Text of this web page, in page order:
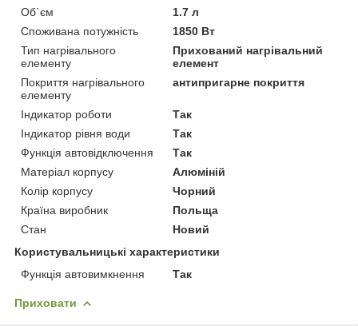
Об`єм
1.7 л
Споживана потужність
1850 Вт
Тип нагрівального
елементу
Прихований нагрівальний
елемент
Покриття нагрівального
елементу
антипригарне покриття
Індикатор роботи
Так
Індикатор рівня води
Так
Функція автовідключення
Так
Матеріал корпусу
Алюміній
Колір корпусу
Чорний
Країна виробник
Польща
Стан
Новий
Користувальницькі характеристики
Функція автовимкнення
Так
Приховати